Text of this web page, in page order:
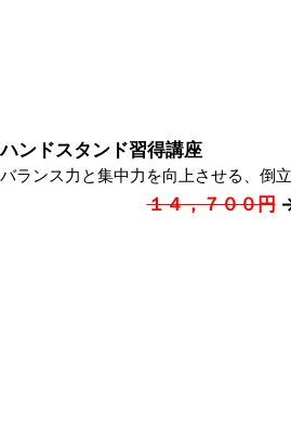
ハンドスタンド習得講座
バランス力と集中力を向上させる、倒
１４，７００円